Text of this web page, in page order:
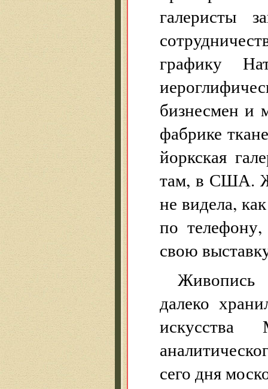
галеристы
графику
бизнесмен и
фабрике
йоркская
там, в США.
не видела,
по
свою
Живопись
далеко
сего дня